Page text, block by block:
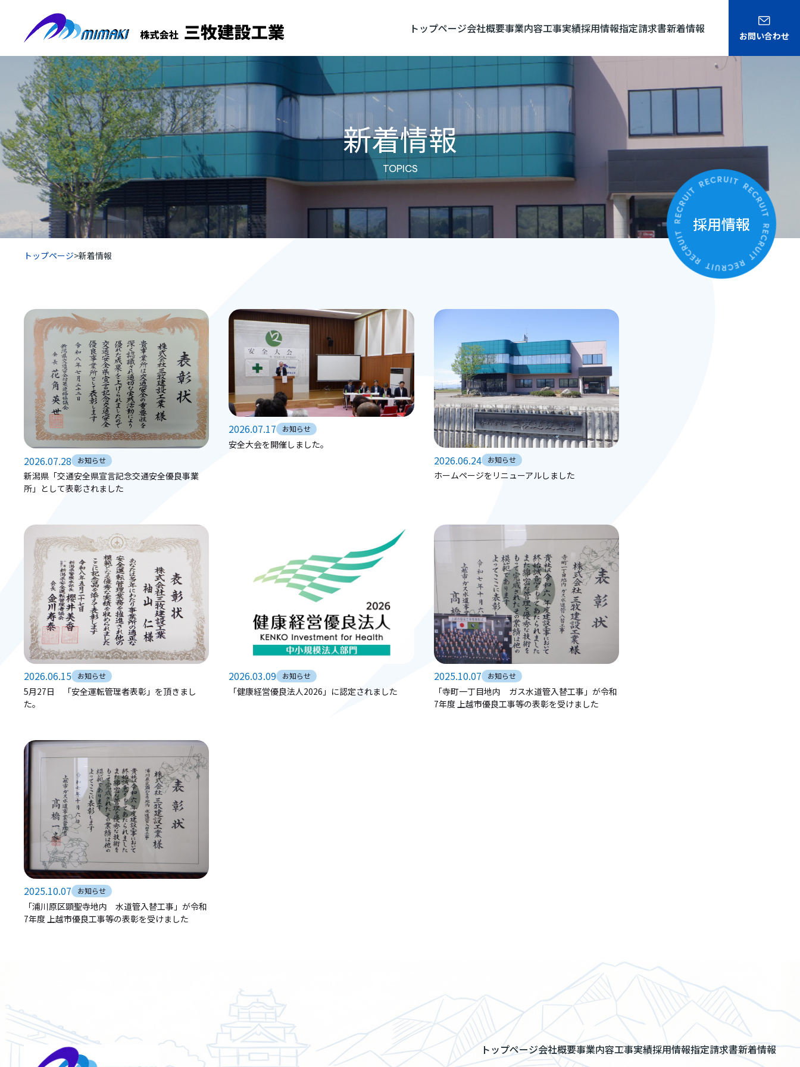
トップページ会社概要事業内容工事実績採用情報指定請求書新着情報
お問い合わせ
新着情報
TOPICS
採用情報
トップページ>新着情報
2026.07.28 お知らせ
新潟県「交通安全県宣言記念交通安全優良事業
所」として表彰されました
2026.07.17 お知らせ
安全大会を開催しました。
2026.06.24 お知らせ
ホームページをリニューアルしました
2026.06.15 お知らせ
5月27日 「安全運転管理者表彰」を頂きまし
た。
2026.03.09 お知らせ
「健康経営優良法人2026」に認定されました
2025.10.07 お知らせ
「寺町一丁目地内 ガス水道管入替工事」が令和
7年度 上越市優良工事等の表彰を受けました
2025.10.07 お知らせ
「浦川原区顕聖寺地内 水道管入替工事」が令和
7年度 上越市優良工事等の表彰を受けました
トップページ会社概要事業内容工事実績採用情報指定請求書新着情報